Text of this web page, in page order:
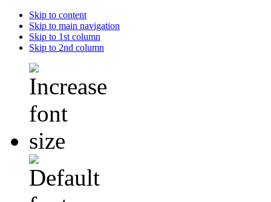
Skip to content
Skip to main navigation
Skip to 1st column
Skip to 2nd column